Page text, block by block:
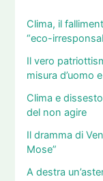
Clima, il
“eco-
Il vero
misura d’uomo
Clima e
del non agire
Il dramma di
Mose”
A destra